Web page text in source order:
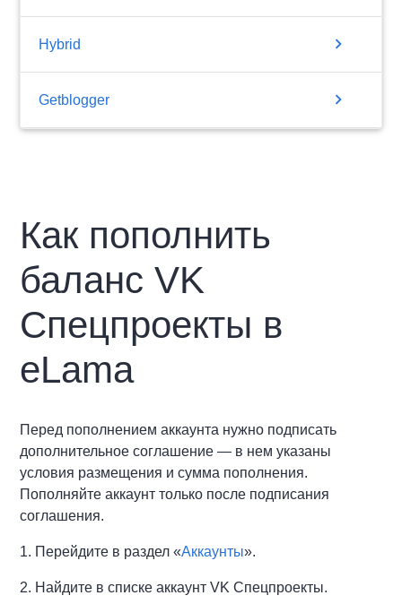
Hybrid chevron_right
Getblogger chevron_right
Как пополнить
баланс VK
Спецпроекты в
eLama
Перед пополнением аккаунта нужно подписать
дополнительное соглашение — в нем указаны
условия размещения и сумма пополнения.
Пополняйте аккаунт только после подписания
соглашения.
1. Перейдите в раздел «Аккаунты».
2. Найдите в списке аккаунт VK Спецпроекты.